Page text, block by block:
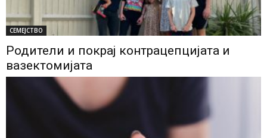
СЕМЕЈСТВО
Родители и покрај контрацепцијата и
вазектомијата